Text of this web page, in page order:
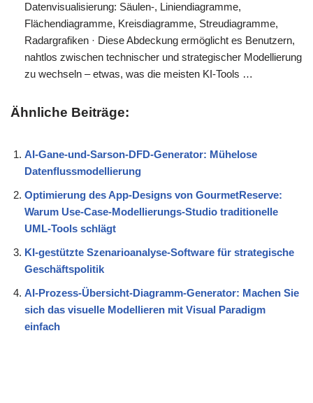
Datenvisualisierung: Säulen-, Liniendiagramme,
Flächendiagramme, Kreisdiagramme, Streudiagramme,
Radargrafiken · Diese Abdeckung ermöglicht es Benutzern,
nahtlos zwischen technischer und strategischer Modellierung
zu wechseln – etwas, was die meisten KI-Tools …
Ähnliche Beiträge:
AI-Gane-und-Sarson-DFD-Generator: Mühelose
Datenflussmodellierung
Optimierung des App-Designs von GourmetReserve:
Warum Use-Case-Modellierungs-Studio traditionelle
UML-Tools schlägt
KI-gestützte Szenarioanalyse-Software für strategische
Geschäftspolitik
AI-Prozess-Übersicht-Diagramm-Generator: Machen Sie
sich das visuelle Modellieren mit Visual Paradigm
einfach